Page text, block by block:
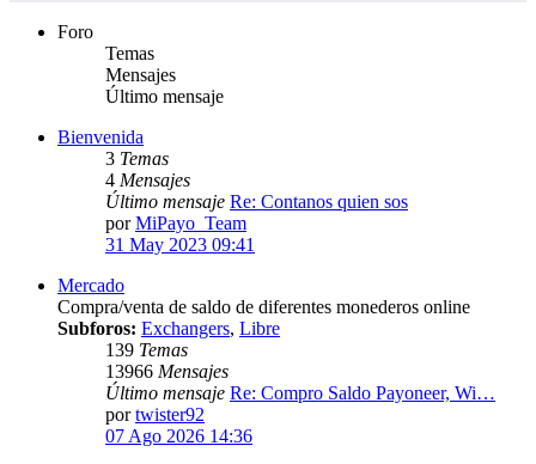
Foro
Temas
Mensajes
Último mensaje
Bienvenida
3 Temas
4 Mensajes
Último mensaje Re: Contanos quien sos
porMiPayo_Team
31 May 2023 09:41
Mercado
Compra/venta de saldo de diferentes monederos online
Subforos: Exchangers, Libre
139 Temas
13966 Mensajes
Último mensaje Re: Compro Saldo Payoneer, Wi…
portwister92
07 Ago 2026 14:36